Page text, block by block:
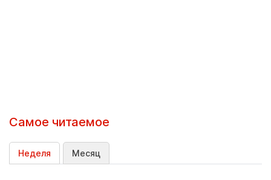
Самое читаемое
Неделя Месяц